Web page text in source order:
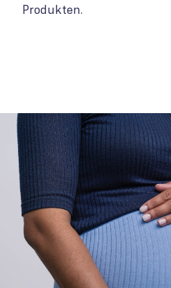
Produkten.